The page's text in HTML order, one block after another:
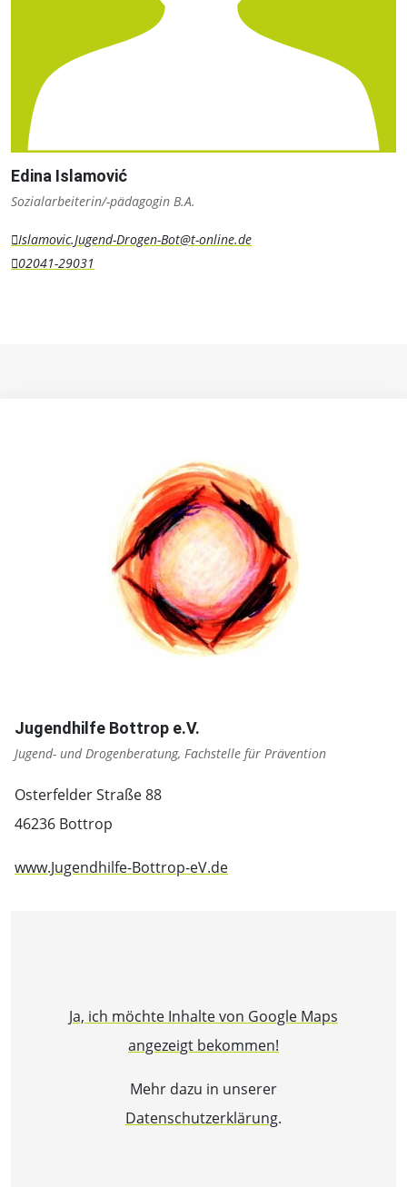
Edina Islamović
Sozialarbeiterin/-pädagogin B.A.
Islamovic.Jugend-Drogen-Bot@t-online.de
02041-29031
Jugendhilfe Bottrop e.V.
Jugend- und Drogenberatung, Fachstelle für Prävention
Osterfelder Straße 88
46236 Bottrop
www.Jugendhilfe-Bottrop-eV.de
Ja, ich möchte Inhalte von Google Maps
angezeigt bekommen!
Mehr dazu in unserer
Datenschutzerklärung.